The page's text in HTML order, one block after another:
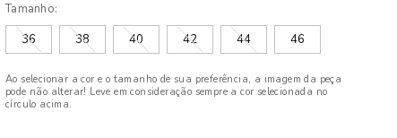
Tamanho:
36
38 40 42 44 46
Ao selecionar a cor e o tamanho de sua preferência, a imagem da peça
pode não alterar! Leve em consideração sempre a cor selecionada no
círculo acima.